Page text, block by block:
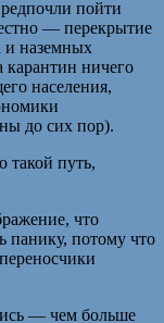
пойти
— перекрытие
и наземных
ничего
населения,
до сих пор).
путь,
что
панику, потому что
— чем больше